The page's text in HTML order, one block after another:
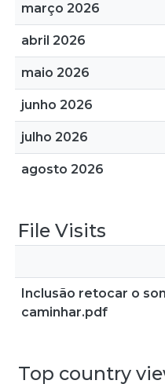
março 2026
abril 2026
maio 2026
junho 2026
julho 2026
agosto 2026
File Visits
Inclusão retocar o
caminhar.pdf
Top country